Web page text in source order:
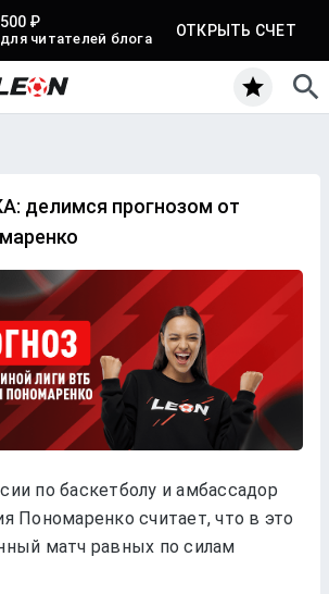
₽
читателей блога ОТКРЫТЬ СЧЕТ
делимся прогнозом от
по баскетболу и амбассадор
Пономаренко считает, что в это
матч равных по силам